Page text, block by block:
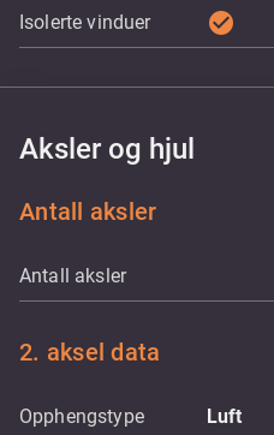
Isolerte vinduer check_circle
Aksler og hjul
Antall aksler
Antall aksler
2. aksel data
Opphengstype Luft